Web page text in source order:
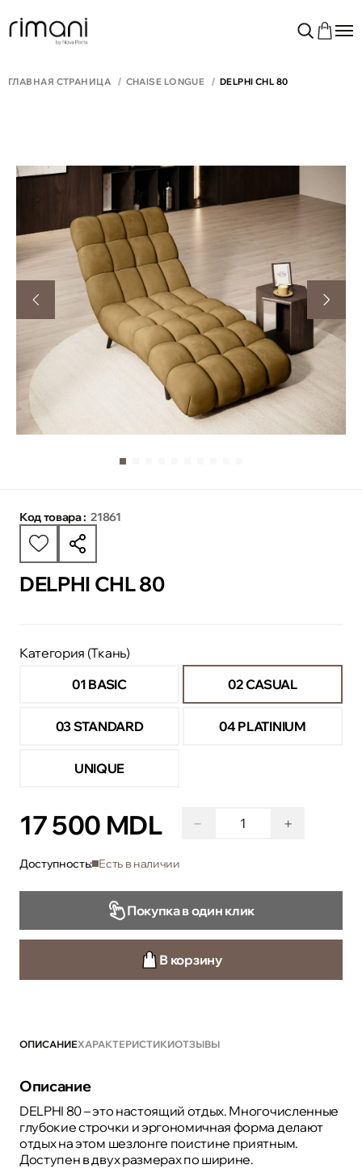
ГЛАВНАЯ СТРАНИЦА CHAISE LONGUE DELPHI CHL 80
Код товара : 21861
DELPHI CHL 80
Категория (Ткань)
01 BASIC
02 CASUAL
03 STANDARD 04 PLATINIUM
UNIQUE
17 500 MDL − +
Доступность: Есть в наличии
Покупка в один клик
В корзину
ОПИСАНИЕХАРАКТЕРИСТИКИОТЗЫВЫ
Описание
DELPHI 80 – это настоящий отдых. Многочисленные
глубокие строчки и эргономичная форма делают
отдых на этом шезлонге поистине приятным.
Доступен в двух размерах по ширине.